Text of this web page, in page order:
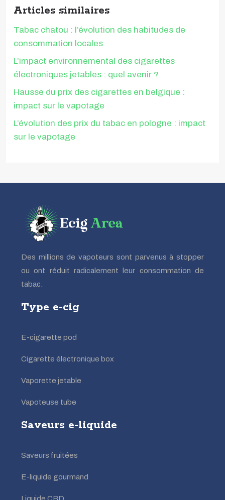
Articles similaires
Tabac chatou : l’évolution des habitudes de
consommation locales
L’impact environnemental des cigarettes
électroniques jetables : quel avenir ?
Hausse du prix des cigarettes en belgique :
impact sur le vapotage
L’évolution des prix du tabac en pologne : impact
sur le vapotage
Des millions de vapoteurs sont parvenus à stopper
ou ont réduit radicalement leur consommation de
tabac.
Type e-cig
E-cigarette pod
Cigarette électronique box
Vaporette jetable
Vapoteuse tube
Saveurs e-liquide
Saveurs fruitées
E-liquide gourmand